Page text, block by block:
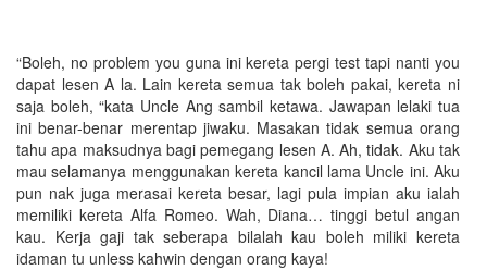
“Boleh, no problem you guna ini kereta pergi test tapi nanti you
dapat lesen A la. Lain kereta semua tak boleh pakai, kereta ni
saja boleh, “kata Uncle Ang sambil ketawa. Jawapan lelaki tua
ini benar-benar merentap jiwaku. Masakan tidak semua orang
tahu apa maksudnya bagi pemegang lesen A. Ah, tidak. Aku tak
mau selamanya menggunakan kereta kancil lama Uncle ini. Aku
pun nak juga merasai kereta besar, lagi pula impian aku ialah
memiliki kereta Alfa Romeo. Wah, Diana… tinggi betul angan
kau. Kerja gaji tak seberapa bilalah kau boleh miliki kereta
idaman tu unless kahwin dengan orang kaya!